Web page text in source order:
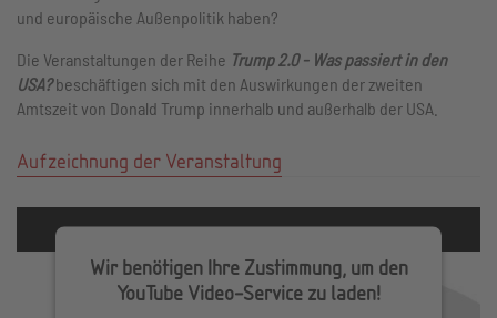
und europäische Außenpolitik haben?
Die Veranstaltungen der Reihe Trump 2.0 - Was passiert in den
USA? beschäftigen sich mit den Auswirkungen der zweiten
Amtszeit von Donald Trump innerhalb und außerhalb der USA.
Aufzeichnung der Veranstaltung
Wir benötigen Ihre Zustimmung, um den
YouTube Video-Service zu laden!